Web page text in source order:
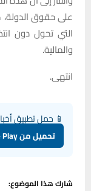
على حقوق الدولة،
التي تحول دون
والمالية.
انتهى.
📱 حمل تطبيق
تحميل من Google Play
شارك هذا الموضوع: